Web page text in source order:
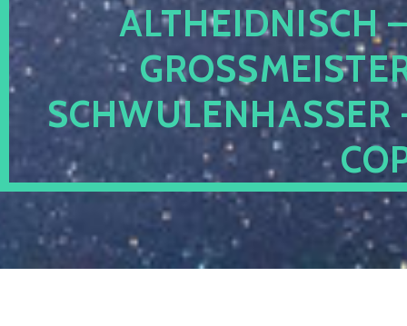
ALTHEIDNISCH
CHWULENHASSER